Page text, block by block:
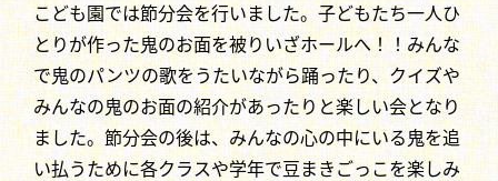
こども園では節分会を行いました。子どもたち一人ひ
とりが作った鬼のお面を被りいざホールへ！！みんな
で鬼のパンツの歌をうたいながら踊ったり、クイズや
みんなの鬼のお面の紹介があったりと楽しい会となり
ました。節分会の後は、みんなの心の中にいる鬼を追
い払うために各クラスや学年で豆まきごっこを楽しみ